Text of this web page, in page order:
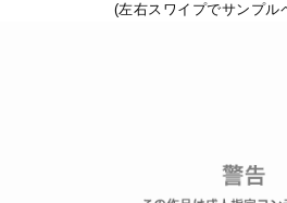
(左右スワイプでサンプル